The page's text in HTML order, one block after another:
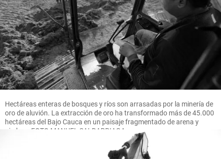
Hectáreas enteras de bosques y ríos son arrasadas por la minería de
oro de aluvión. La extracción de oro ha transformado más de 45.000
hectáreas del Bajo Cauca en un paisaje fragmentado de arena y
piedras. FOTO MANUEL SALDARRIAGA